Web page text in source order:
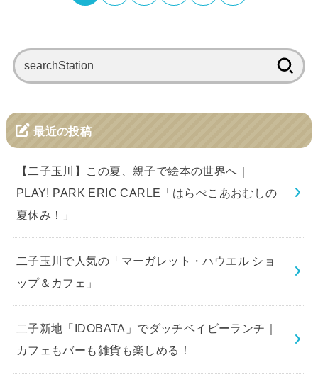
索:
最近の投稿
【二子玉川】この夏、親子で絵本の世界へ｜
PLAY! PARK ERIC CARLE「はらぺこあおむしの
夏休み！」
二子玉川で人気の「マーガレット・ハウエル ショ
ップ＆カフェ」
二子新地「IDOBATA」でダッチベイビーランチ｜
カフェもバーも雑貨も楽しめる！